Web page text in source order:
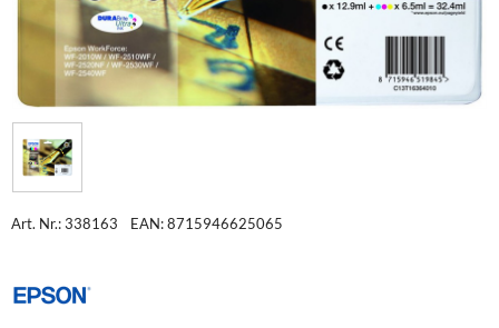
Art. Nr.: 338163 EAN: 8715946625065